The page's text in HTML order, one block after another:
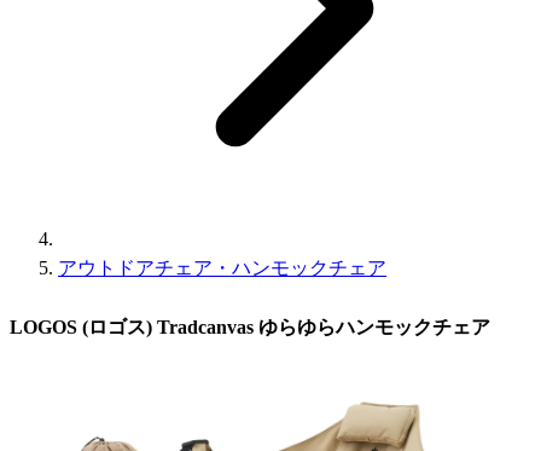
アウトドアチェア・ハンモックチェア
LOGOS (ロゴス) Tradcanvas ゆらゆらハンモックチェア